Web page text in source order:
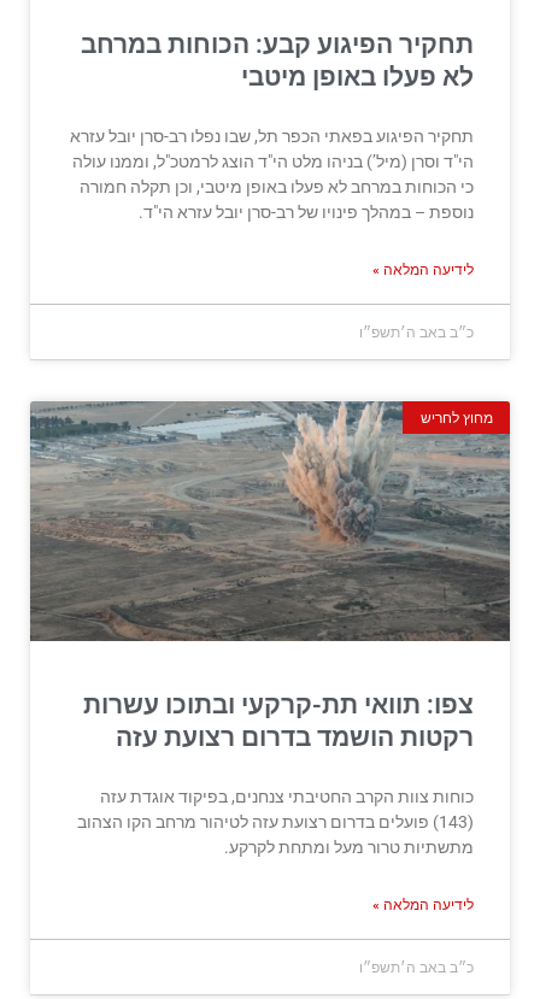
תחקיר הפיגוע קבע: הכוחות במרחב
לא פעלו באופן מיטבי
תחקיר הפיגוע בפאתי הכפר תל, שבו נפלו רב-סרן יובל עזרא
הי"ד וסרן (מיל’) בניהו מלט הי"ד הוצג לרמטכ"ל, וממנו עולה
כי הכוחות במרחב לא פעלו באופן מיטבי, וכן תקלה חמורה
נוספת – במהלך פינויו של רב-סרן יובל עזרא הי"ד.
לידיעה המלאה »
כ״ב באב ה׳תשפ״ו
מחוץ לחריש
צפו: תוואי תת-קרקעי ובתוכו עשרות
רקטות הושמד בדרום רצועת עזה
כוחות צוות הקרב החטיבתי צנחנים, בפיקוד אוגדת עזה
(143) פועלים בדרום רצועת עזה לטיהור מרחב הקו הצהוב
מתשתיות טרור מעל ומתחת לקרקע.
לידיעה המלאה »
כ״ב באב ה׳תשפ״ו